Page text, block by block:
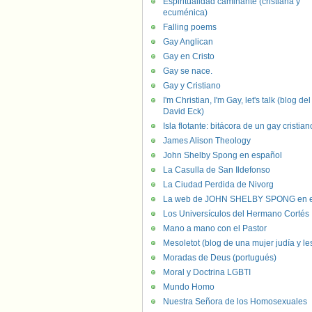
ecuménica)
Falling poems
Gay Anglican
Gay en Cristo
Gay se nace.
Gay y Cristiano
I'm Christian, I'm Gay, let's talk (blog del
David Eck)
Isla flotante: bitácora de un gay
James Alison Theology
John Shelby Spong en español
La Casulla de San Ildefonso
La Ciudad Perdida de Nivorg
La web de JOHN SHELBY SPONG en
Los Universículos del Hermano Cortés
Mano a mano con el Pastor
Mesoletot (blog de una mujer judía y
Moradas de Deus (portugués)
Moral y Doctrina LGBTI
Mundo Homo
Nuestra Señora de los Homosexuales